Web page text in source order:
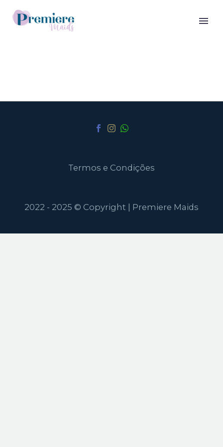
Termos e Condições
2022 - 2025 © Copyright | Premiere Maids